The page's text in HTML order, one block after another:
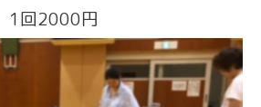
回2000円